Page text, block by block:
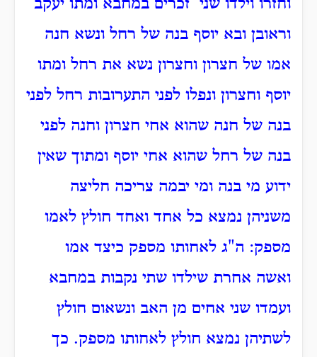
וחזרו וילדו שני זכרים במחבא ומתו יעקב
וראובן ובא יוסף בנה של רחל ונשא חנה
אמו של חצרון וחצרון נשא את רחל ומתו
יוסף וחצרון ונפלו לפני התערובות רחל לפני
בנה של חנה שהוא אחי חצרון וחנה לפני
בנה של רחל שהוא אחי יוסף ומתוך שאין
ידוע מי בנה ומי יבמה צריכה חליצה
משניהן נמצא כל אחד ואחד חולץ לאמו
מספק: ה"ג לאחותו מספק כיצד אמו
ואשה אחרת שילדו שתי נקבות במחבא
ועמדו שני אחים מן האב ונשאום חולץ
לשתיהן נמצא חולץ לאחותו מספק. כך